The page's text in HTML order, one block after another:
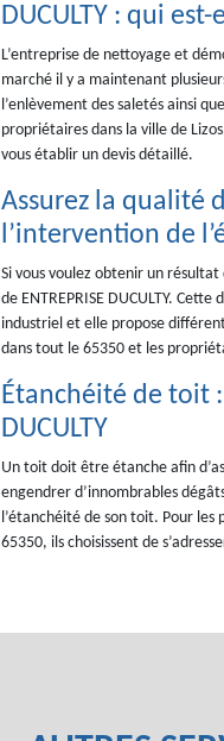
DUCULTY : qui est-
L’entreprise de nettoyage et
marché il y a maintenant
l’enlèvement des saletés ainsi
propriétaires dans la ville de
vous établir un devis détaillé.
Assurez la qualité
l’intervention de
Si vous voulez obtenir un
de ENTREPRISE DUCULTY.
industriel et elle propose
dans tout le 65350 et les
Étanchéité de toit :
DUCULTY
Un toit doit être étanche afin
engendrer d’innombrables
l’étanchéité de son toit. Pour les
65350, ils choisissent de